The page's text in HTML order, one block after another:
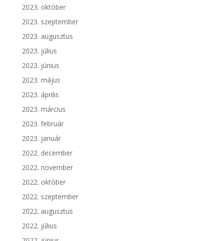
2023. október
2023. szeptember
2023. augusztus
2023. július
2023. június
2023. május
2023. április
2023. március
2023. február
2023. január
2022. december
2022. november
2022. október
2022. szeptember
2022. augusztus
2022. július